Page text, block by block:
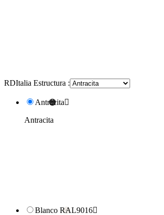
RDItalia Estructura :
Antracita
Antracita
Blanco RAL9016